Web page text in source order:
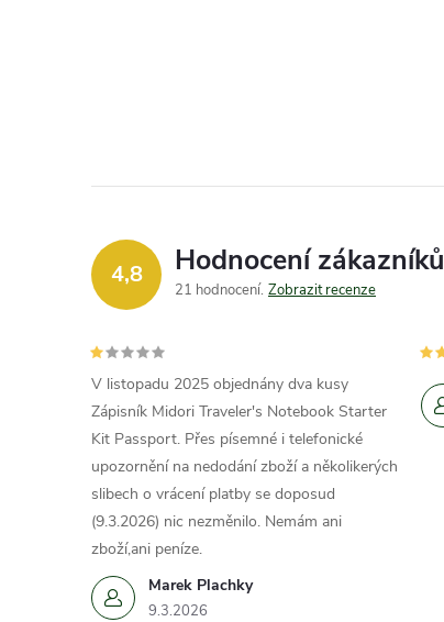
4,8 Hodnocení zákazníků
21 hodnocení Zobrazit recenze
Marek Plachky
9.3.2026
V listopadu 2025 objednány dva kusy
Zápisník Midori Traveler's Notebook Starter
Kit Passport. Přes písemné i telefonické
upozornění na nedodání zboží a několikerých
slibech o vrácení platby se doposud
(9.3.2026) nic nezměnilo. Nemám ani
zboží,ani peníze.